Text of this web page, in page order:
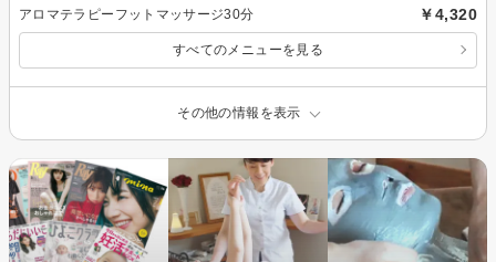
アロマテラピーフットマッサージ30分 ￥4,320
すべてのメニューを見る
その他の情報を表示